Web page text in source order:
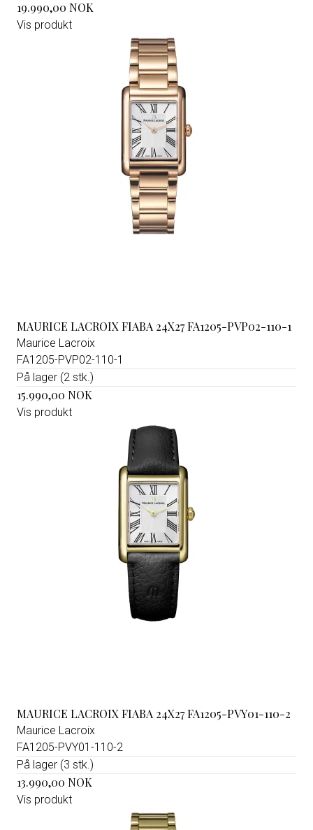
19.990,00 NOK
Vis produkt
MAURICE LACROIX FIABA 24X27 FA1205-PVP02-110-1
Maurice Lacroix
FA1205-PVP02-110-1
På lager (2 stk.)
15.990,00 NOK
Vis produkt
MAURICE LACROIX FIABA 24X27 FA1205-PVY01-110-2
Maurice Lacroix
FA1205-PVY01-110-2
På lager (3 stk.)
13.990,00 NOK
Vis produkt